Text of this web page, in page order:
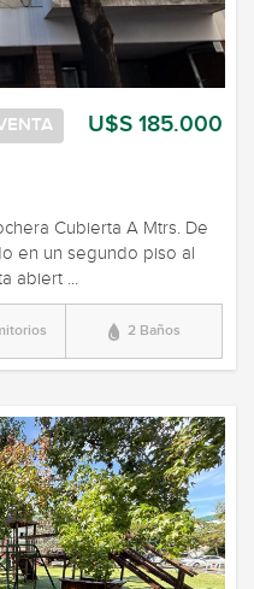
U$S 185.000
Cubierta A Mtrs. De
en un segundo piso al
abiert ...
2 Baños